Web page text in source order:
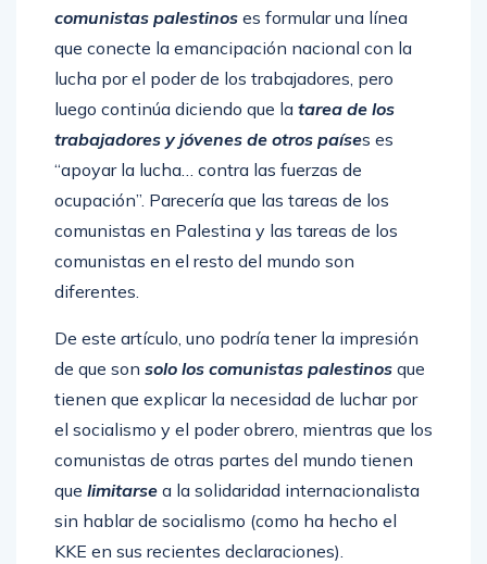
comunistas palestinos es formular una línea
que conecte la emancipación nacional con la
lucha por el poder de los trabajadores, pero
luego continúa diciendo que la tarea de los
trabajadores y jóvenes de otros países es
“apoyar la lucha… contra las fuerzas de
ocupación”. Parecería que las tareas de los
comunistas en Palestina y las tareas de los
comunistas en el resto del mundo son
diferentes.
De este artículo, uno podría tener la impresión
de que son solo los comunistas palestinos que
tienen que explicar la necesidad de luchar por
el socialismo y el poder obrero, mientras que los
comunistas de otras partes del mundo tienen
que limitarse a la solidaridad internacionalista
sin hablar de socialismo (como ha hecho el
KKE en sus recientes declaraciones).